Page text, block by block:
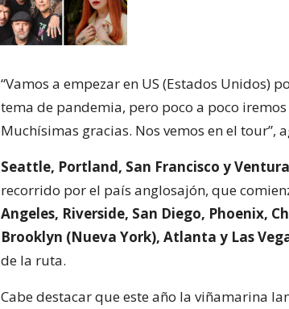
“Vamos a empezar en US (Estados Unidos)
tema de pandemia, pero poco a poco
Muchísimas gracias. Nos vemos en el tour”,
Seattle, Portland, San Francisco y Ventura
recorrido por el país anglosajón, que
Angeles, Riverside, San Diego, Phoenix,
Brooklyn (Nueva York), Atlanta y Las
de la ruta.
Cabe destacar que este año la viñamarina